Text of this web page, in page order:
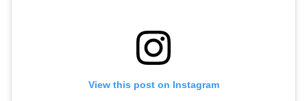
View this post on Instagram